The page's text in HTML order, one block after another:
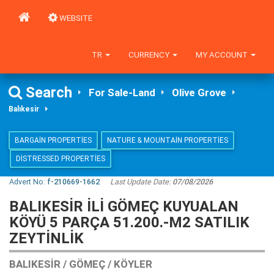
WEBSITE
MY ACCOUNT
CURRENCY
TR
Search For Sale-Land Olive Grove
Balıkesir
BARGAIN PROPERTIES
NATURE & MOUNTAIN PROPERTIES
DISTRESSED PROPERTIES
Advert No: f-210669-1662 Last Update Date:07/08/2026
BALIKESIR ILI GÖMEÇ KUYUALAN
KÖYÜ 5 PARÇA 51.200.-M2 SATILIK
ZEYTİNLİK
BALIKESIR / GÖMEÇ / KÖYLER